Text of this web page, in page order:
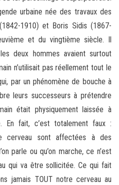
urbaine née des travaux des
1910) et Boris Sidis (1867-
et du vingtième siècle. Il
deux hommes avaient surtout
n’utilisait pas réellement tout le
par un phénomène de bouche à
leurs successeurs à prétendre
était physiquement laissée à
En fait, c’est totalement faux :
cerveau sont affectées à des
parle ou qu’on marche, ce n’est
qui va être sollicitée. Ce qui fait
jamais TOUT notre cerveau au